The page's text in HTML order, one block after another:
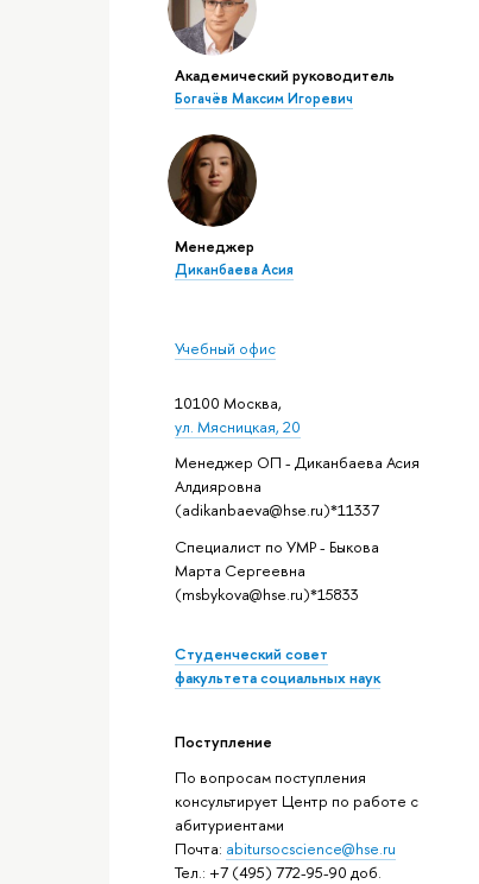
Академический руководитель
Богачёв Максим Игоревич
Менеджер
Диканбаева Асия
Учебный офис
10100 Москва,
ул. Мясницкая, 20
Менеджер ОП - Диканбаева Асия
Алдияровна
(adikanbaeva@hse.ru)*11337
Специалист по УМР - Быкова
Марта Сергеевна
(msbykova@hse.ru)*15833
Студенческий совет
факультета социальных наук
Поступление
По вопросам поступления
консультирует Центр по работе с
абитуриентами
Почта: abitursocscience@hse.ru
Тел.: +7 (495) 772-95-90 доб.